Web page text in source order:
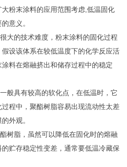
粉末涂料的应用范围考虑,低温固化
意义。
大的技术难度，粉末涂料的固化过程
设该体系在较低温度下的化学反应活
料在熔融挤出和储存过程中的稳定
般具有较高的软化点，在低温时，它
程中，聚酯树脂容易出现流动性太差
外观。
树脂，虽然可以降低在固化时的熔融
贮存稳定性变差，通常要低温冷藏保